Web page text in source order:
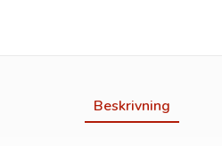
Beskrivning